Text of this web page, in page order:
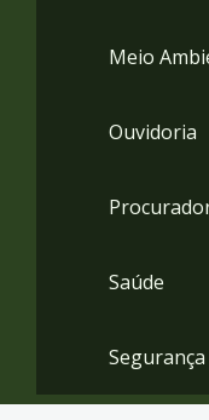
Meio
Ouvidoria
Saúde
Segurança